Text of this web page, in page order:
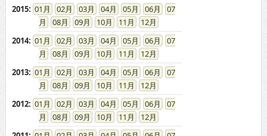
2015: 01 02 03 04 05 06
07
08
09 10 11
12
2014: 01 02 03 04 05 06
07
08
09 10 11
12
2013: 01 02 03 04 05 06
07
08
09 10 11
12
2012: 01 02 03 04 05 06
07
08
09 10 11
12